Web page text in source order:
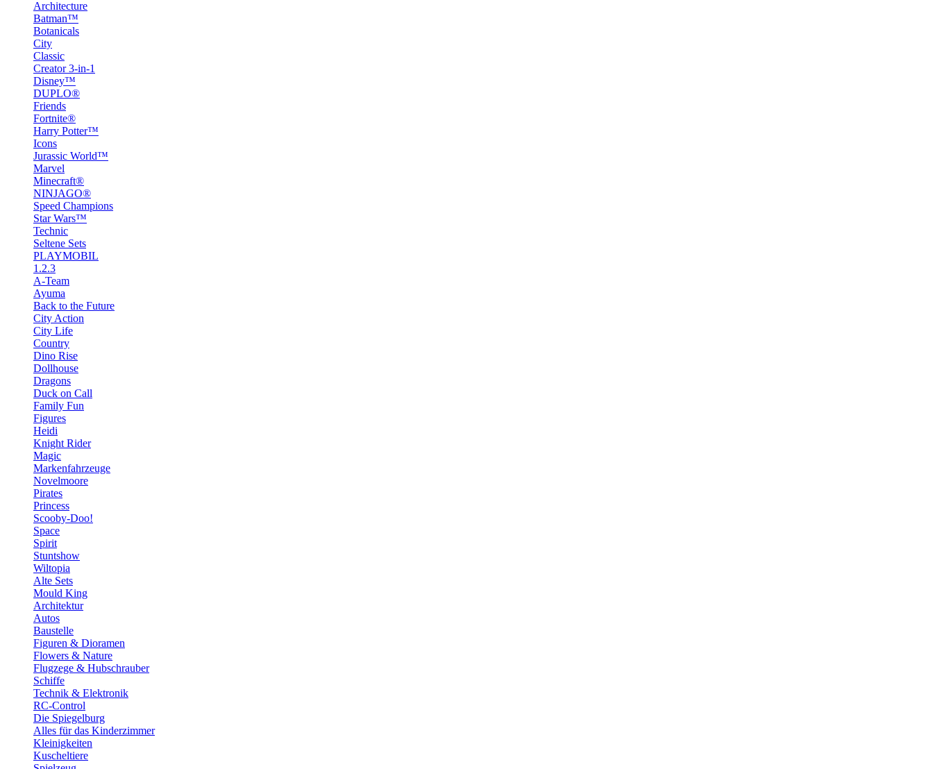
Architecture
Batman™
Botanicals
City
Classic
Creator 3-in-1
Disney™
DUPLO®
Friends
Fortnite®
Harry Potter™
Icons
Jurassic World™
Marvel
Minecraft®
NINJAGO®
Speed Champions
Star Wars™
Technic
Seltene Sets
PLAYMOBIL
1.2.3
A-Team
Ayuma
Back to the Future
City Action
City Life
Country
Dino Rise
Dollhouse
Dragons
Duck on Call
Family Fun
Figures
Heidi
Knight Rider
Magic
Markenfahrzeuge
Novelmoore
Pirates
Princess
Scooby-Doo!
Space
Spirit
Stuntshow
Wiltopia
Alte Sets
Mould King
Architektur
Autos
Baustelle
Figuren & Dioramen
Flowers & Nature
Flugzege & Hubschrauber
Schiffe
Technik & Elektronik
RC-Control
Die Spiegelburg
Alles für das Kinderzimmer
Kleinigkeiten
Kuscheltiere